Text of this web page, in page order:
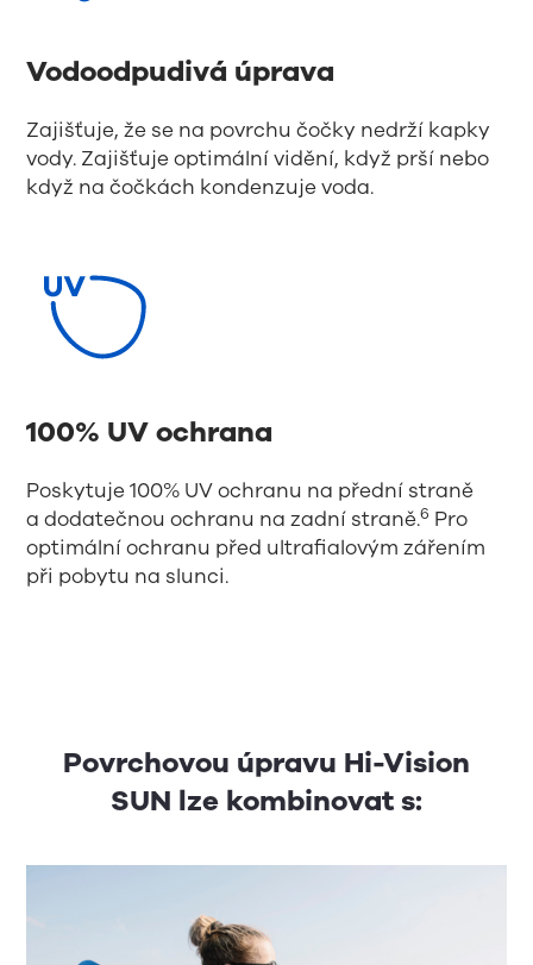
Vodoodpudivá úprava
Zajišťuje, že se na povrchu čočky nedrží kapky
vody. Zajišťuje optimální vidění, když prší nebo
když na čočkách kondenzuje voda.
100% UV ochrana
Poskytuje 100% UV ochranu na přední straně
a dodatečnou ochranu na zadní straně.6 Pro
optimální ochranu před ultrafialovým zářením
při pobytu na slunci.
Povrchovou úpravu Hi-Vision
SUN lze kombinovat s: